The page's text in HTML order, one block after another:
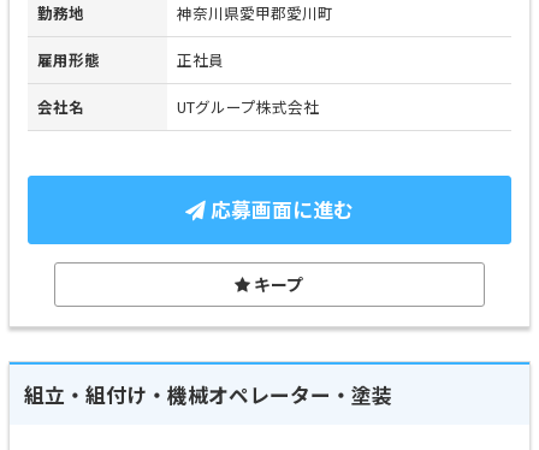
勤務地 神奈川県愛甲郡愛川町
雇用形態 正社員
会社名 UTグループ株式会社
応募画面に進む
キープ
組立・組付け・機械オペレーター・塗装